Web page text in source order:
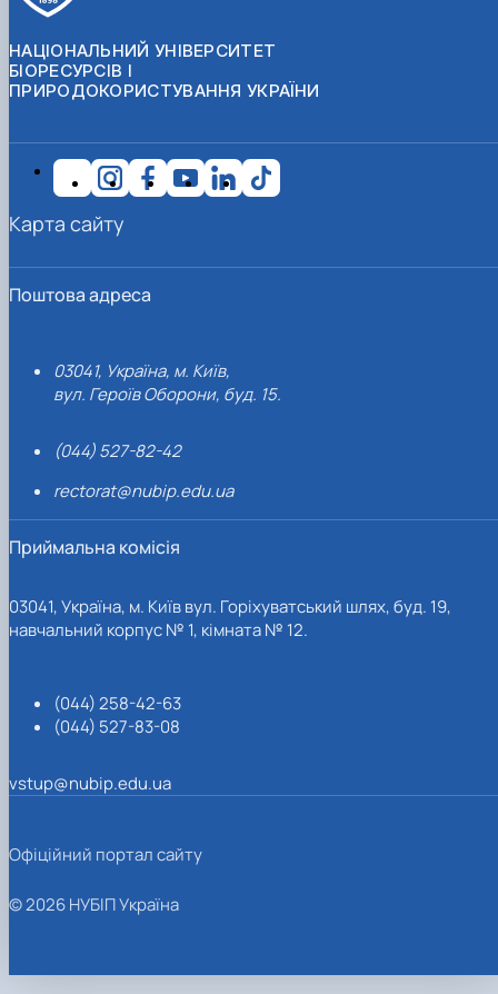
НАЦІОНАЛЬНИЙ УНІВЕРСИТЕТ
БІОРЕСУРСІВ І
ПРИРОДОКОРИСТУВАННЯ УКРАЇНИ
Поштова адреса
03041, Україна, м. Київ,
вул. Героїв Оборони, буд. 15.
(044) 527-82-42
rectorat@nubip.edu.ua
Приймальна комісія
03041, Україна, м. Київ вул. Горіхуватський шлях, буд. 19,
навчальний корпус № 1, кімната № 12.
(044) 258-42-63
(044) 527-83-08
vstup@nubip.edu.ua
Карта сайту
Офіційний портал сайту
© 2026 НУБІП Україна